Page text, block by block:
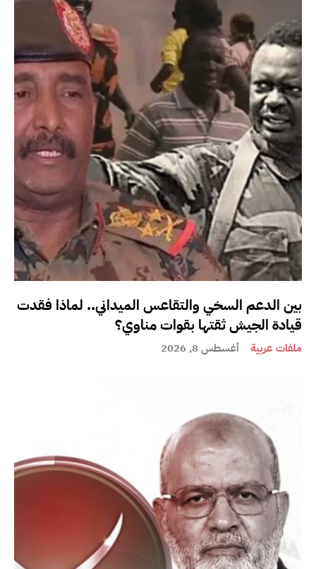
بين الدعم السخي والتقاعس الميداني.. لماذا فقدت
قيادة الجيش ثقتها بقوات مناوي؟
ملفات عربية أغسطس 8, 2026